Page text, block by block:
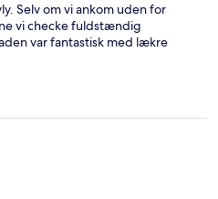
Selv om vi ankom uden for
vi checke fuldstændig
var fantastisk med lækre